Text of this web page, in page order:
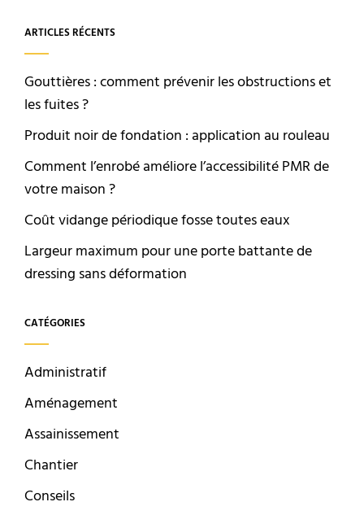
ARTICLES RÉCENTS
Gouttières : comment prévenir les obstructions et
les fuites ?
Produit noir de fondation : application au rouleau
Comment l’enrobé améliore l’accessibilité PMR de
votre maison ?
Coût vidange périodique fosse toutes eaux
Largeur maximum pour une porte battante de
dressing sans déformation
CATÉGORIES
Administratif
Aménagement
Assainissement
Chantier
Conseils